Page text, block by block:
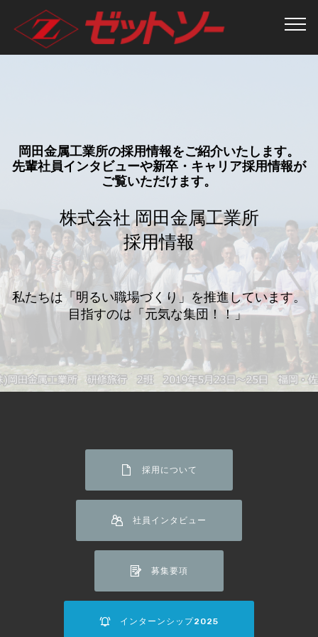
採用情報
岡田金属工業所の採用情報をご紹介いたします。
先輩社員インタビューや新卒・キャリア採用情報が
ご覧いただけます。
株式会社 岡田金属工業所
採用情報
私たちは「明るい職場づくり」を推進しています。
目指すのは「元気な集団！！」
採用について
社員インタビュー
募集要項
インターンシップ2025